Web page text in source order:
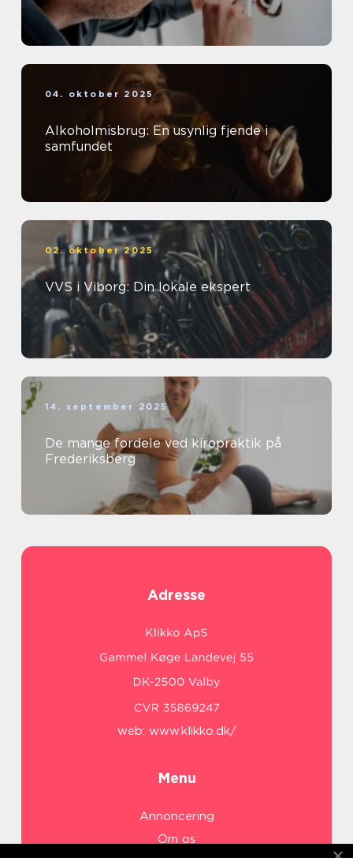
04. oktober 2025
Alkoholmisbrug: En usynlig fjende i
samfundet
02. oktober 2025
VVS i Viborg: Din lokale ekspert
14. september 2025
De mange fordele ved kiropraktik på
Frederiksberg
Adresse
web: www.klikko.dk/
Menu
Annoncering
Om os